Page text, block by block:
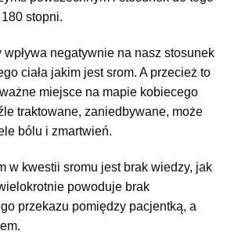
stopni.
wpływa negatywnie na nasz stosunek
ciała jakim jest srom. A przecież to
miejsce na mapie kobiecego
traktowane, zaniedbywane, może
bólu i zmartwień.
w kwestii sromu jest brak wiedzy, jak
powoduje brak
przekazu pomiędzy pacjentką, a